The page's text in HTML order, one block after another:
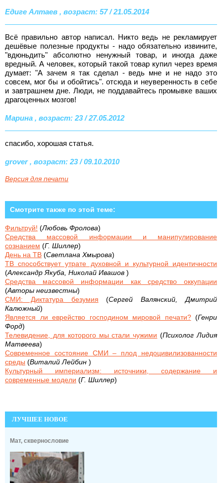
Едиге Алтаев , возраст: 57 / 21.05.2014
Всё правильно автор написал. Никто ведь не рекламирует
дешёвые полезные продукты - надо обязательно извините,
"вдюньдить" абсолютно ненужный товар, и иногда даже
вредный. А человек, который такой товар купил через время
думает: "А зачем я так сделал - ведь мне и не надо это
совсем, мог бы и обойтись". отсюда и неуверенность в себе
и завтрашнем дне. Люди, не поддавайтесь промывке ваших
драгоценных мозгов!
Марина , возраст: 23 / 27.05.2012
спасибо, хорошая статья.
grover , возраст: 23 / 09.10.2010
Версия для печати
Смотрите также по этой теме:
Фильтруй! (Любовь Фролова)
Средства массовой информации и манипулирование
сознанием (Г. Шиллер)
День на ТВ (Светлана Хмырова)
ТВ способствует утрате духовной и культурной идентичности
(Александр Якуба, Николай Ивашов )
Средства массовой информации как средство оккупации
(Авторы неизвестны)
СМИ: Диктатура безумия (Сергей Валянский, Дмитрий
Калюжный)
Является ли еврейство господином мировой печати?(Генри
Форд)
Телевидение, для которого мы стали чужими (Психолог Лидия
Матвеева)
Современное состояние СМИ – плод недоцивилизованности
среды (Виталий Лейбин )
Культурный империализм: источники, содержание и
современные модели (Г. Шиллер)
ЛУЧШЕЕ НОВОЕ
Мат, сквернословие